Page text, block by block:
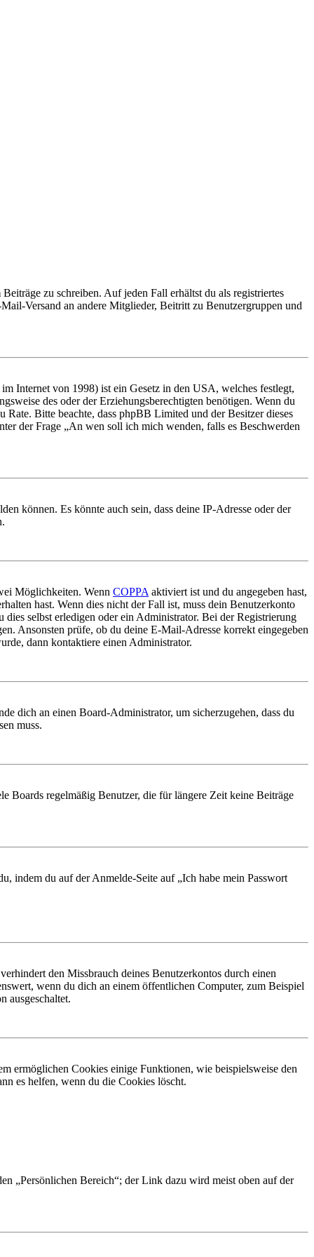
zu schreiben. Auf jeden Fall erhältst du als registriertes
Versand an andere Mitglieder, Beitritt zu Benutzergruppen und
Internet von 1998) ist ein Gesetz in den USA, welches festlegt,
des oder der Erziehungsberechtigten benötigen. Wenn du
Bitte beachte, dass phpBB Limited und der Besitzer dieses
der Frage „An wen soll ich mich wenden, falls es Beschwerden
können. Es könnte auch sein, dass deine IP-Adresse oder der
Möglichkeiten. Wenn COPPA aktiviert ist und du angegeben hast,
hast. Wenn dies nicht der Fall ist, muss dein Benutzerkonto
selbst erledigen oder ein Administrator. Bei der Registrierung
Ansonsten prüfe, ob du deine E-Mail-Adresse korrekt eingegeben
dann kontaktiere einen Administrator.
dich an einen Board-Administrator, um sicherzugehen, dass du
muss.
Boards regelmäßig Benutzer, die für längere Zeit keine Beiträge
indem du auf der Anmelde-Seite auf „Ich habe mein Passwort
den Missbrauch deines Benutzerkontos durch einen
wenn du dich an einem öffentlichen Computer, zum Beispiel
ausgeschaltet.
ermöglichen Cookies einige Funktionen, wie beispielsweise den
es helfen, wenn du die Cookies löscht.
„Persönlichen Bereich“; der Link dazu wird meist oben auf der